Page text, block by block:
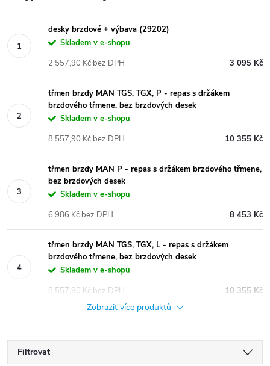
desky brzdové + výbava (29202)
Skladem v e-shopu
3 095 Kč
2 557,90 Kč bez DPH
třmen brzdy MAN TGS, TGX, P - repas s držákem
brzdového třmene, bez brzdových desek
Skladem v e-shopu
10 355 Kč
8 557,90 Kč bez DPH
třmen brzdy MAN P - repas s držákem brzdového třmene,
bez brzdových desek
Skladem v e-shopu
8 453 Kč
6 986 Kč bez DPH
třmen brzdy MAN TGS, TGX, L - repas s držákem
brzdového třmene, bez brzdových desek
Skladem v e-shopu
10 355 Kč
8 557,90 Kč bez DPH
Zobrazit více produktů
Filtrovat